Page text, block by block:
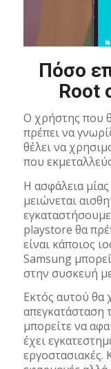
Πόσο
Root
Ο χρήστης που
πρέπει να
θέλει να
που
Η ασφάλεια
μειώνεται
playstore θα
είναι κάποιος
Samsung
στην συσκευή
Εκτός αυτού θα
μπορείτε να
έχει
εργοστασιακές.